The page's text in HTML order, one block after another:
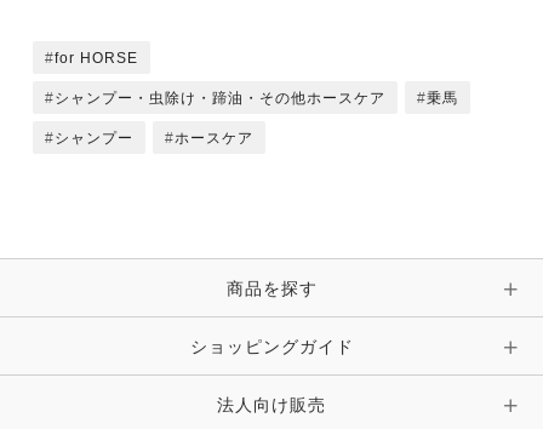
for HORSE
シャンプー・虫除け・蹄油・その他ホースケア 乗馬
シャンプー ホースケア
商品を探す
ショッピングガイド
法人向け販売